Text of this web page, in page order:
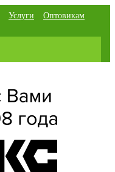
Услуги
Оптовикам